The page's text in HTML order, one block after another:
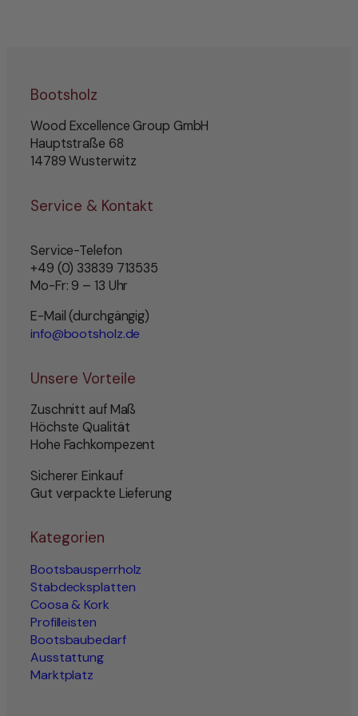
Bootsholz
Wood Excellence Group GmbH
Hauptstraße 68
14789 Wusterwitz
Service & Kontakt
Service-Telefon
+49 (0) 33839 713535
Mo-Fr: 9 – 13 Uhr
E-Mail (durchgängig)
info@bootsholz.de
Unsere Vorteile
Zuschnitt auf Maß
Höchste Qualität
Hohe Fachkompezent
Sicherer Einkauf
Gut verpackte Lieferung
Kategorien
Bootsbausperrholz
Stabdecksplatten
Coosa & Kork
Profilleisten
Bootsbaubedarf
Ausstattung
Marktplatz